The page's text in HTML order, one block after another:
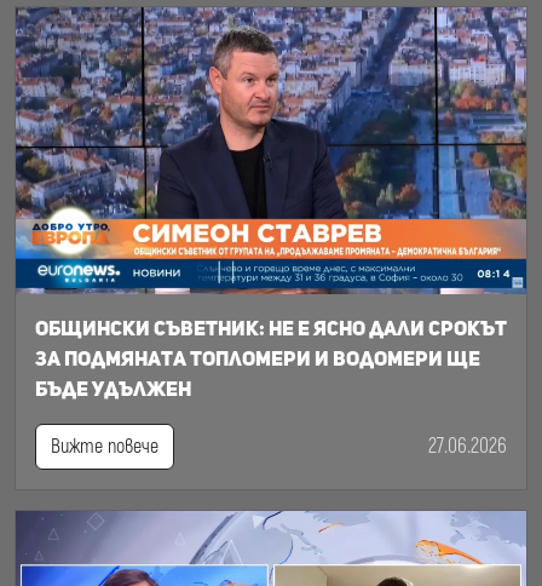
Общински съветник: Не е ясно дали срокът
за подмяната топломери и водомери ще
бъде удължен
Вижте повече 27.06.2026